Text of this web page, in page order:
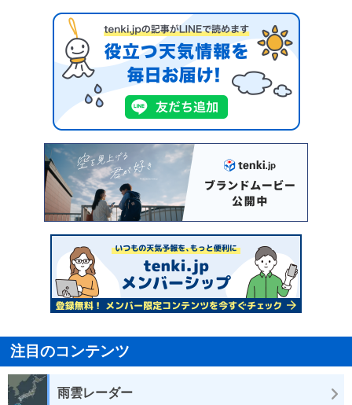
注目のコンテンツ
雨雲レーダー